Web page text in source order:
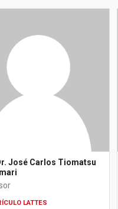
José Carlos Tiomatsu
LATTES